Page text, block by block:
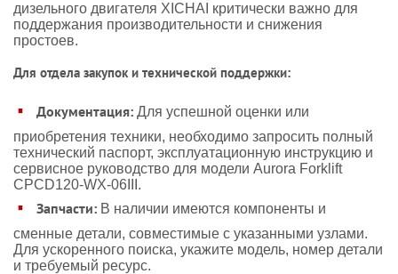
дизельного двигателя XICHAI критически важно для
поддержания производительности и снижения
простоев.
Для отдела закупок и технической поддержки:
Документация: Для успешной оценки или
приобретения техники, необходимо запросить полный
технический паспорт, эксплуатационную инструкцию и
сервисное руководство для модели Aurora Forklift
CPCD120-WX-06III.
Запчасти: В наличии имеются компоненты и
сменные детали, совместимые с указанными узлами.
Для ускоренного поиска, укажите модель, номер детали
и требуемый ресурс.